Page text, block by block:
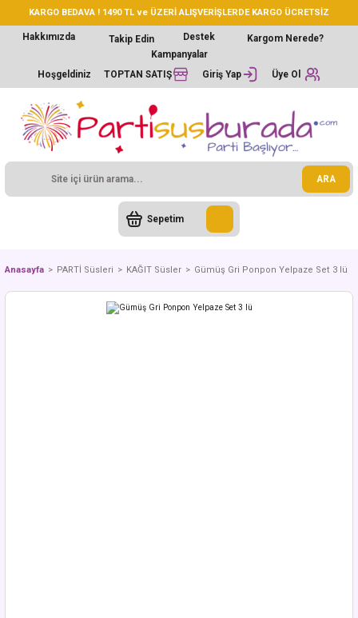
KARGO BEDAVA ! 1490 TL ve ÜZERİ ALIŞVERİŞLERDE KARGO ÜCRETSİZ
Hakkımızda Takip Edin Destek
Kargom Nerede?
Kampanyalar
Hoşgeldiniz
TOPTAN SATIŞ Giriş Yap Üye Ol
ARA
Sepetim
Anasayfa PARTİ Süsleri KAĞIT Süsler Gümüş Gri Ponpon Yelpaze Set 3 lü